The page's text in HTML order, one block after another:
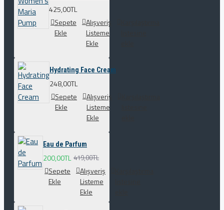
425,00TL
Sepete
Ekle
Alışveriş
Listeme
Ekle
Hydrating Face Cream
248,00TL
Sepete
Ekle
Alışveriş
Listeme
Ekle
Eau de Parfum
200,00TL 419,00TL
Sepete
Ekle
Alışveriş
Listeme
Ekle